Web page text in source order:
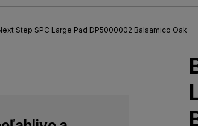
Step SPC Large Pad DP5000002 Balsamico Oak